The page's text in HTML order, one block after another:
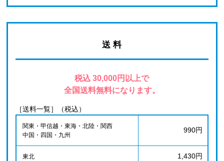
送 料
税込 30,000円以上で
全国送料無料になります。
［送料一覧］（税込）
関東・甲信越・東海・北陸・関西
中国・四国・九州
990円
東北 1,430円